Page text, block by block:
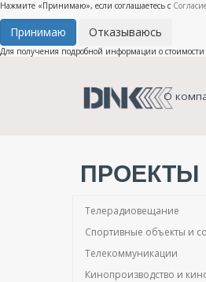
Нажмите «Принимаю», если соглашаетесь с
Принимаю Отказываюсь
Для получения подробной информации о
О
ПРОЕКТЫ
Телерадиовещание
Спортивные объекты и
Телекоммуникации
Кинопроизводство и